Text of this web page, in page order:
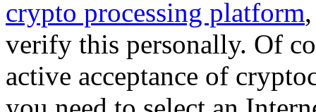
crypto processing platform
verify this personally. Of
active acceptance of